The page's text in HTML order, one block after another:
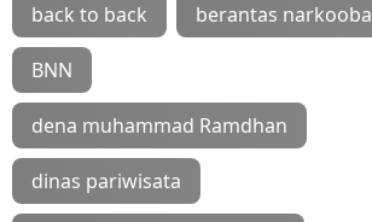
back to back berantas narkooba
BNN
dena muhammad Ramdhan
dinas pariwisata